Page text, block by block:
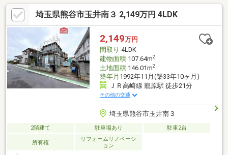
部屋やワークスペースとしてもご利用できます！■車種により駐
車3台可能◎【 リフォーム内容（令和8年4月完了） 】・クロ
ス張替え（和室以外）一式・トイレ、洗面所CF張替え・トイレ2
箇所・畳表替え・電気・コンセント一式・外構一式・ハウスクリ
ーニング・外壁清掃
埼玉県熊谷市玉井南３ 2,149万円 4LDK
2,149万円
間取り 4LDK
建物面積107.64m2
土地面積146.01m2
築年月 1992年11月(築33年10ヶ月)
ＪＲ高崎線 籠原駅 徒歩21分
その他の交通
埼玉県熊谷市玉井南３
2階建て 駐車場あり 駐車2台
所有権
リフォームリノベーシ
ョン